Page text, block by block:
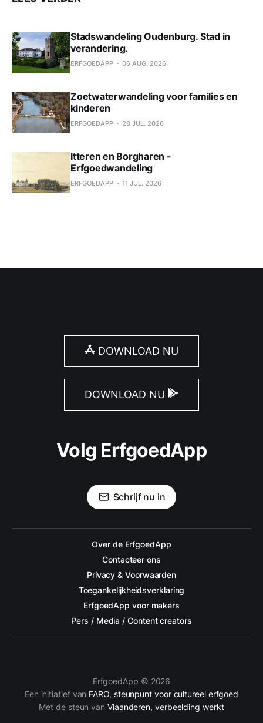
Stadswandeling Oudenburg. Stad in
verandering.
ERFGOEDAPP 06 AUG. 2026
Zoetwaterwandeling voor families en
kinderen
ERFGOEDAPP 28 JUL. 2026
Itteren en Borgharen -
Erfgoedwandeling
ERFGOEDAPP 11 JUL. 2026
DOWNLOAD NU
DOWNLOAD NU
Volg ErfgoedApp
Schrijf nu in
Over de ErfgoedApp
Contacteer ons
Privacy & Voorwaarden
Toegankelijkheidsverklaring
ErfgoedApp voor makers
Pers / Media / Content creators
ErfgoedApp © 2026
Een initiatief van FARO, steunpunt voor cultureel erfgoed
Met de steun van Vlaanderen, verbeelding werkt